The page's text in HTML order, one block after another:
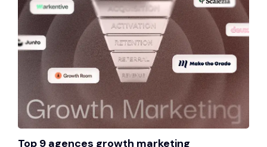
Top 9 agences growth marketing